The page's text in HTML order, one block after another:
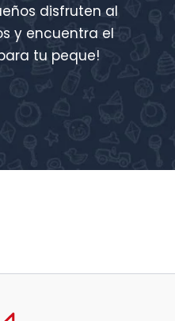
disfruten al
y encuentra el
tu peque!